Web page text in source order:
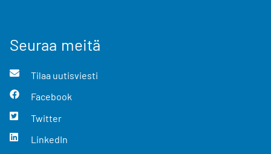
Seuraa meitä
Tilaa uutisviesti
Facebook
Twitter
LinkedIn